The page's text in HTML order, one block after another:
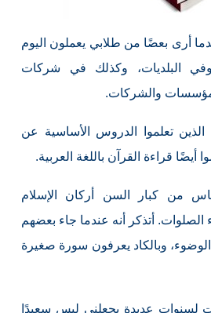
أرى بعضًا من طلابي يعملون اليوم
البلديات، وكذلك في شركات
والشركات.
تعلموا الدروس الأساسية عن
أيضًا قراءة القرآن باللغة العربية.
من كبار السن أركان الإسلام
الصلوات. أتذكر أنه عندما جاء بعضهم
وبالكاد يعرفون سورة صغيرة
لسنوات عديدة يجعلني ليس سعيدًا